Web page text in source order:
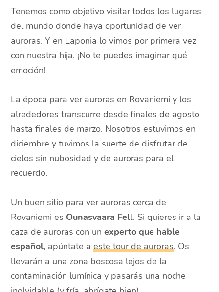
Tenemos como objetivo visitar todos los lugares
del mundo donde haya oportunidad de ver
auroras. Y en Laponia lo vimos por primera vez
con nuestra hija. ¡No te puedes imaginar qué
emoción!
La época para ver auroras en Rovaniemi y los
alrededores transcurre desde finales de agosto
hasta finales de marzo. Nosotros estuvimos en
diciembre y tuvimos la suerte de disfrutar de
cielos sin nubosidad y de auroras para el
recuerdo.
Un buen sitio para ver auroras cerca de
Rovaniemi es Ounasvaara Fell. Si quieres ir a la
caza de auroras con unexperto que hable
español, apúntate aeste tour de auroras. Os
llevarán a una zona boscosa lejos de la
contaminación lumínica y pasarás una noche